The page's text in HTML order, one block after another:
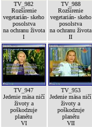
TV_982
Rozšírenie
vegetarián- skeho
posolstva
na ochranu života
I
TV_988
Rozšírenie
vegetarián- skeho
posolstva
na ochranu života
II
TV_947
Jedenie mäsa ničí
životy a
poškodzuje
planétu
VI
TV_953
Jedenie mäsa ničí
životy a
poškodzuje
planétu
VII